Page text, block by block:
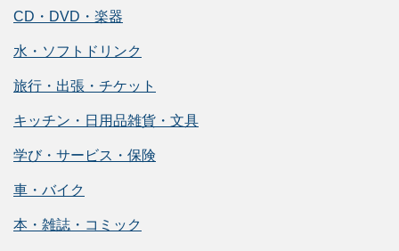
CD・DVD・楽器
水・ソフトドリンク
旅行・出張・チケット
キッチン・日用品雑貨・文具
学び・サービス・保険
車・バイク
本・雑誌・コミック